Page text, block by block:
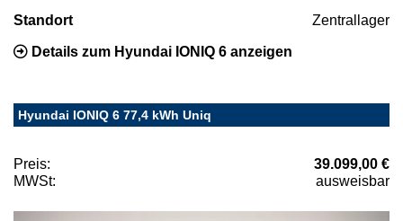
Standort Zentrallager
Details zum Hyundai IONIQ 6 anzeigen
Hyundai IONIQ 6 77,4 kWh Uniq
Preis:
39.099,00 €
MWSt:
ausweisbar